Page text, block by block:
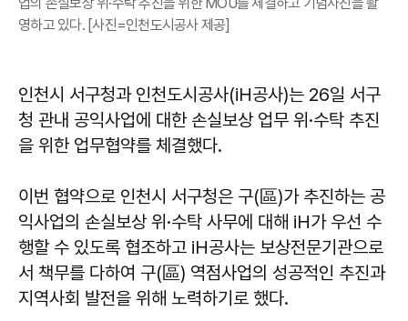
영하고 있다. [사진=인천도시공사 제공]
인천시 서구청과 인천도시공사(iH공사)는 26일 서구
청 관내 공익사업에 대한 손실보상 업무 위·수탁 추진
을 위한 업무협약를 체결했다.
이번 협약으로 인천시 서구청은 구(區)가 추진하는 공
익사업의 손실보상 위·수탁 사무에 대해 iH가 우선 수
행할 수 있도록 협조하고 iH공사는 보상전문기관으로
서 책무를 다하여 구(區) 역점사업의 성공적인 추진과
지역사회 발전을 위해 노력하기로 했다.